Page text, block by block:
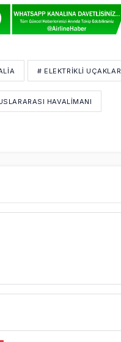
# ELEKTRIKLI UÇAKLAR
HAVALIMANI